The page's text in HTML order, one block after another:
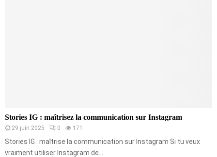
Stories IG : maîtrisez la communication sur Instagram
29 juin 2025 0 171
Stories IG : maîtrise la communication sur Instagram Si tu veux
vraiment utiliser Instagram de...